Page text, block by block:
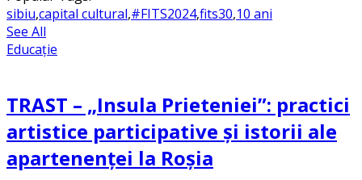
sibiu,capital cultural,#FITS2024,fits30,10 ani
See All
Educație
TRAST – „Insula Prieteniei”: practici
artistice participative și istorii ale
apartenenței la Roșia